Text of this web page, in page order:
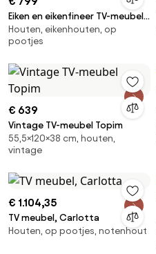
Eiken en eikenfineer TV-meubel
160 cm, ADÉLITA
Houten, eikenhouten, op
pootjes
€ 639
Vintage TV-meubel Topim
55,5×120×38 cm, houten,
vintage
€ 1.104,35
TV meubel, Carlotta
Houten, op pootjes, notenhout